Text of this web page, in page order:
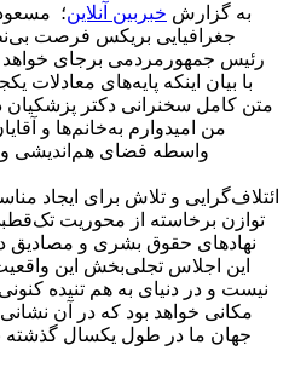
به گزارش خبربین آنلاین؛
جغرافیایی بریکس فرصت
مردمی برجای خواهد رئیس جمهور
با بیان اینکه پایه‌های
متن کامل سخنرانی دکتر
خانم‌ها ومن امیدوارم به
واسطه فضای هم‌اندیشی و
ائتلاف‌گرایی و تلاش برای ایجاد
توازن برخاسته از محوریت
نهادهای حقوق بشری و مصادیق
این اجلاس تجلی‌بخش این
نیست و در دنیای به هم تنیده
مکانی خواهد بود که در آن
جهان ما در طول یکسال گذشته